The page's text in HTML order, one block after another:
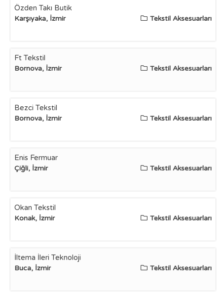
Özden Takı Butik
Karşıyaka, İzmir Tekstil Aksesuarları
Ft Tekstil
Bornova, İzmir Tekstil Aksesuarları
Bezci Tekstil
Bornova, İzmir Tekstil Aksesuarları
Enis Fermuar
Çiğli, İzmir Tekstil Aksesuarları
Okan Tekstil
Konak, İzmir Tekstil Aksesuarları
İltema İleri Teknoloji
Buca, İzmir Tekstil Aksesuarları